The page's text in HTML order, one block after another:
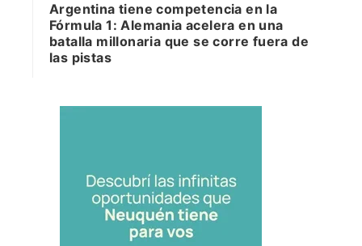
Argentina tiene competencia en la
Fórmula 1: Alemania acelera en una
batalla millonaria que se corre fuera de
las pistas